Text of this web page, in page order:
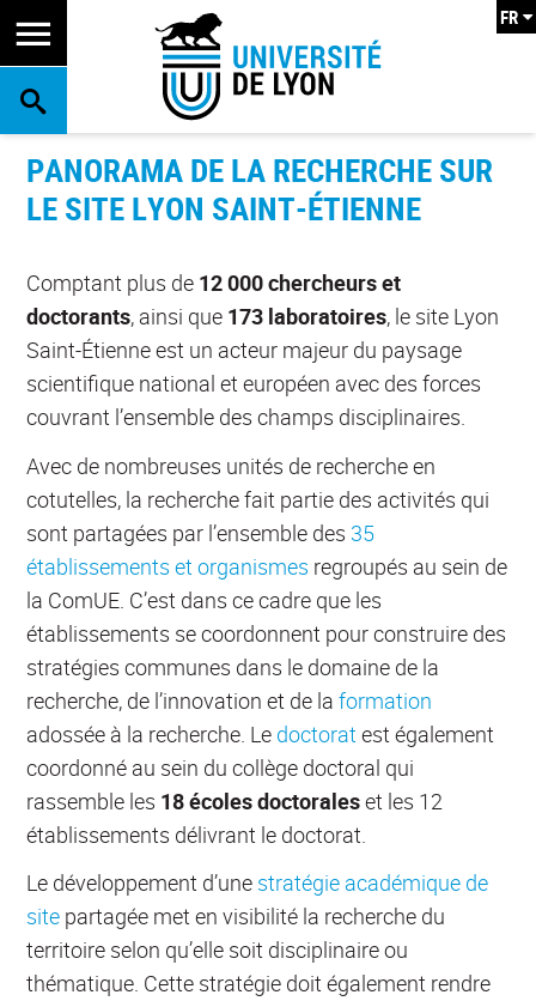
RECHERCHE
FR
PANORAMA DE LA RECHERCHE SUR
LE SITE LYON SAINT-ÉTIENNE
Comptant plus de 12 000 chercheurs et
doctorants, ainsi que 173 laboratoires, le site Lyon
Saint-Étienne est un acteur majeur du paysage
scientifique national et européen avec des forces
couvrant l’ensemble des champs disciplinaires.
Avec de nombreuses unités de recherche en
cotutelles, la recherche fait partie des activités qui
sont partagées par l’ensemble des 35
établissements et organismes regroupés au sein de
la ComUE. C’est dans ce cadre que les
établissements se coordonnent pour construire des
stratégies communes dans le domaine de la
recherche, de l’innovation et de laformation
adossée à la recherche. Le doctorat est également
coordonné au sein du collège doctoral qui
rassemble les 18 écoles doctoraleset les 12
établissements délivrant le doctorat.
Le développement d’une stratégie académique de
site partagée met en visibilité la recherche du
territoire selon qu’elle soit disciplinaire ou
thématique. Cette stratégie doit également rendre